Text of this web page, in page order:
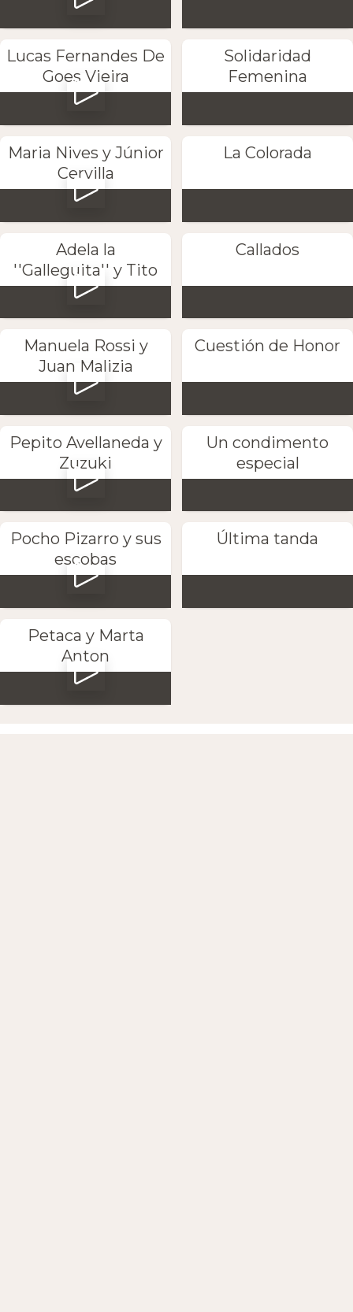
Lucas Fernandes De
Goes Vieira
Solidaridad
Femenina
Maria Nives y Júnior
Cervilla
La Colorada
Adela la
''Galleguita'' y Tito
Callados
Manuela Rossi y
Juan Malizia
Cuestión de Honor
Pepito Avellaneda y
Zuzuki
Un condimento
especial
Pocho Pizarro y sus
escobas
Última tanda
Petaca y Marta
Anton